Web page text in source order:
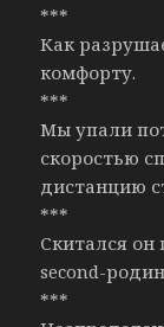
***
Как
комфорту.
***
Мы упали
скоростью
дистанцию
***
Скитался он
second-
***